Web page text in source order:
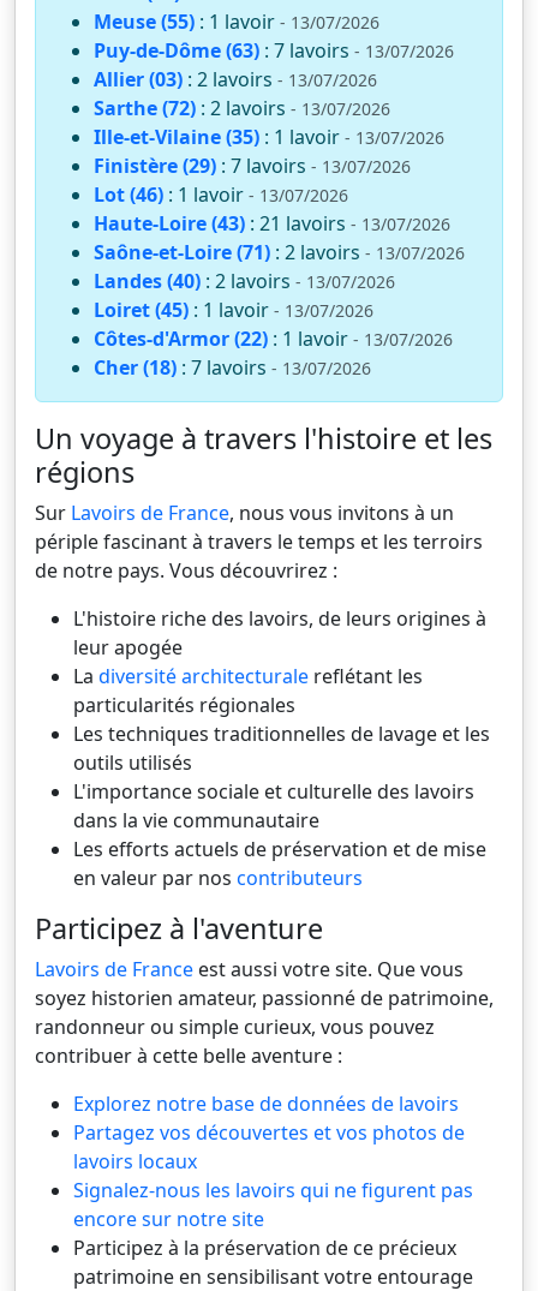
Meuse (55) : 1 lavoir - 13/07/2026
Puy-de-Dôme (63) : 7 lavoirs - 13/07/2026
Allier (03) : 2 lavoirs - 13/07/2026
Sarthe (72) : 2 lavoirs - 13/07/2026
Ille-et-Vilaine (35) : 1 lavoir - 13/07/2026
Finistère (29) : 7 lavoirs - 13/07/2026
Lot (46) : 1 lavoir - 13/07/2026
Haute-Loire (43) : 21 lavoirs - 13/07/2026
Saône-et-Loire (71) : 2 lavoirs - 13/07/2026
Landes (40) : 2 lavoirs - 13/07/2026
Loiret (45) : 1 lavoir - 13/07/2026
Côtes-d'Armor (22) : 1 lavoir - 13/07/2026
Cher (18) : 7 lavoirs - 13/07/2026
Un voyage à travers l'histoire et les
régions
Sur Lavoirs de France, nous vous invitons à un
périple fascinant à travers le temps et les terroirs
de notre pays. Vous découvrirez :
L'histoire riche des lavoirs, de leurs origines à
leur apogée
La diversité architecturale reflétant les
particularités régionales
Les techniques traditionnelles de lavage et les
outils utilisés
L'importance sociale et culturelle des lavoirs
dans la vie communautaire
Les efforts actuels de préservation et de mise
en valeur par nos contributeurs
Participez à l'aventure
Lavoirs de France est aussi votre site. Que vous
soyez historien amateur, passionné de patrimoine,
randonneur ou simple curieux, vous pouvez
contribuer à cette belle aventure :
Explorez notre base de données de lavoirs
Partagez vos découvertes et vos photos de
lavoirs locaux
Signalez-nous les lavoirs qui ne figurent pas
encore sur notre site
Participez à la préservation de ce précieux
patrimoine en sensibilisant votre entourage